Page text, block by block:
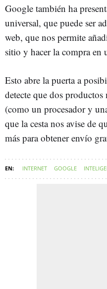
Google también ha
universal, que puede ser
web, que nos permite
sitio y hacer la compra en
Esto abre la puerta a
detecte que dos
(como un procesador y
que la cesta nos avise de
más para obtener envío
INTERNET GOOGLE